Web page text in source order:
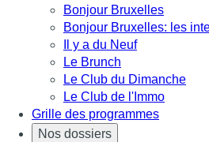
Bonjour Bruxelles
Bonjour Bruxelles: les
Il y a du Neuf
Le Brunch
Le Club du Dimanche
Le Club de l'Immo
Grille des programmes
Nos dossiers